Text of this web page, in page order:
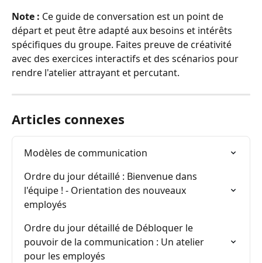
Note : Ce guide de conversation est un point de
départ et peut être adapté aux besoins et intérêts
spécifiques du groupe. Faites preuve de créativité
avec des exercices interactifs et des scénarios pour
rendre l'atelier attrayant et percutant.
Articles connexes
Modèles de communication
Ordre du jour détaillé : Bienvenue dans
l'équipe ! - Orientation des nouveaux
employés
Ordre du jour détaillé de Débloquer le
pouvoir de la communication : Un atelier
pour les employés